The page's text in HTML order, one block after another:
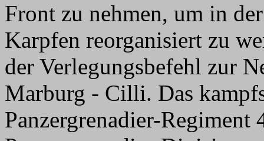
Front zu nehmen, um in
Karpfen reorganisiert zu
der Verlegungsbefehl zur
Marburg - Cilli. Das
Panzergrenadier-